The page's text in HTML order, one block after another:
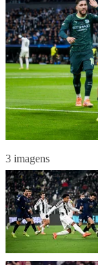
3 imagens